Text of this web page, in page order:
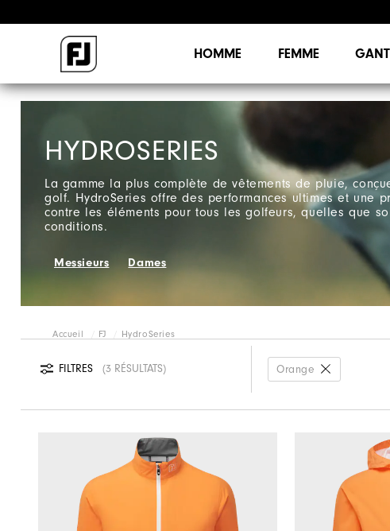
HOMME FEMME
HYDROSERIES
La gamme la plus complète de vêtements de pluie,
golf. HydroSeries offre des performances ultimes et une
contre les éléments pour tous les golfeurs, quelles que
conditions.
Messieurs Dames
Accueil FJ HydroSeries
FILTRES 3 RÉSULTATS Orange